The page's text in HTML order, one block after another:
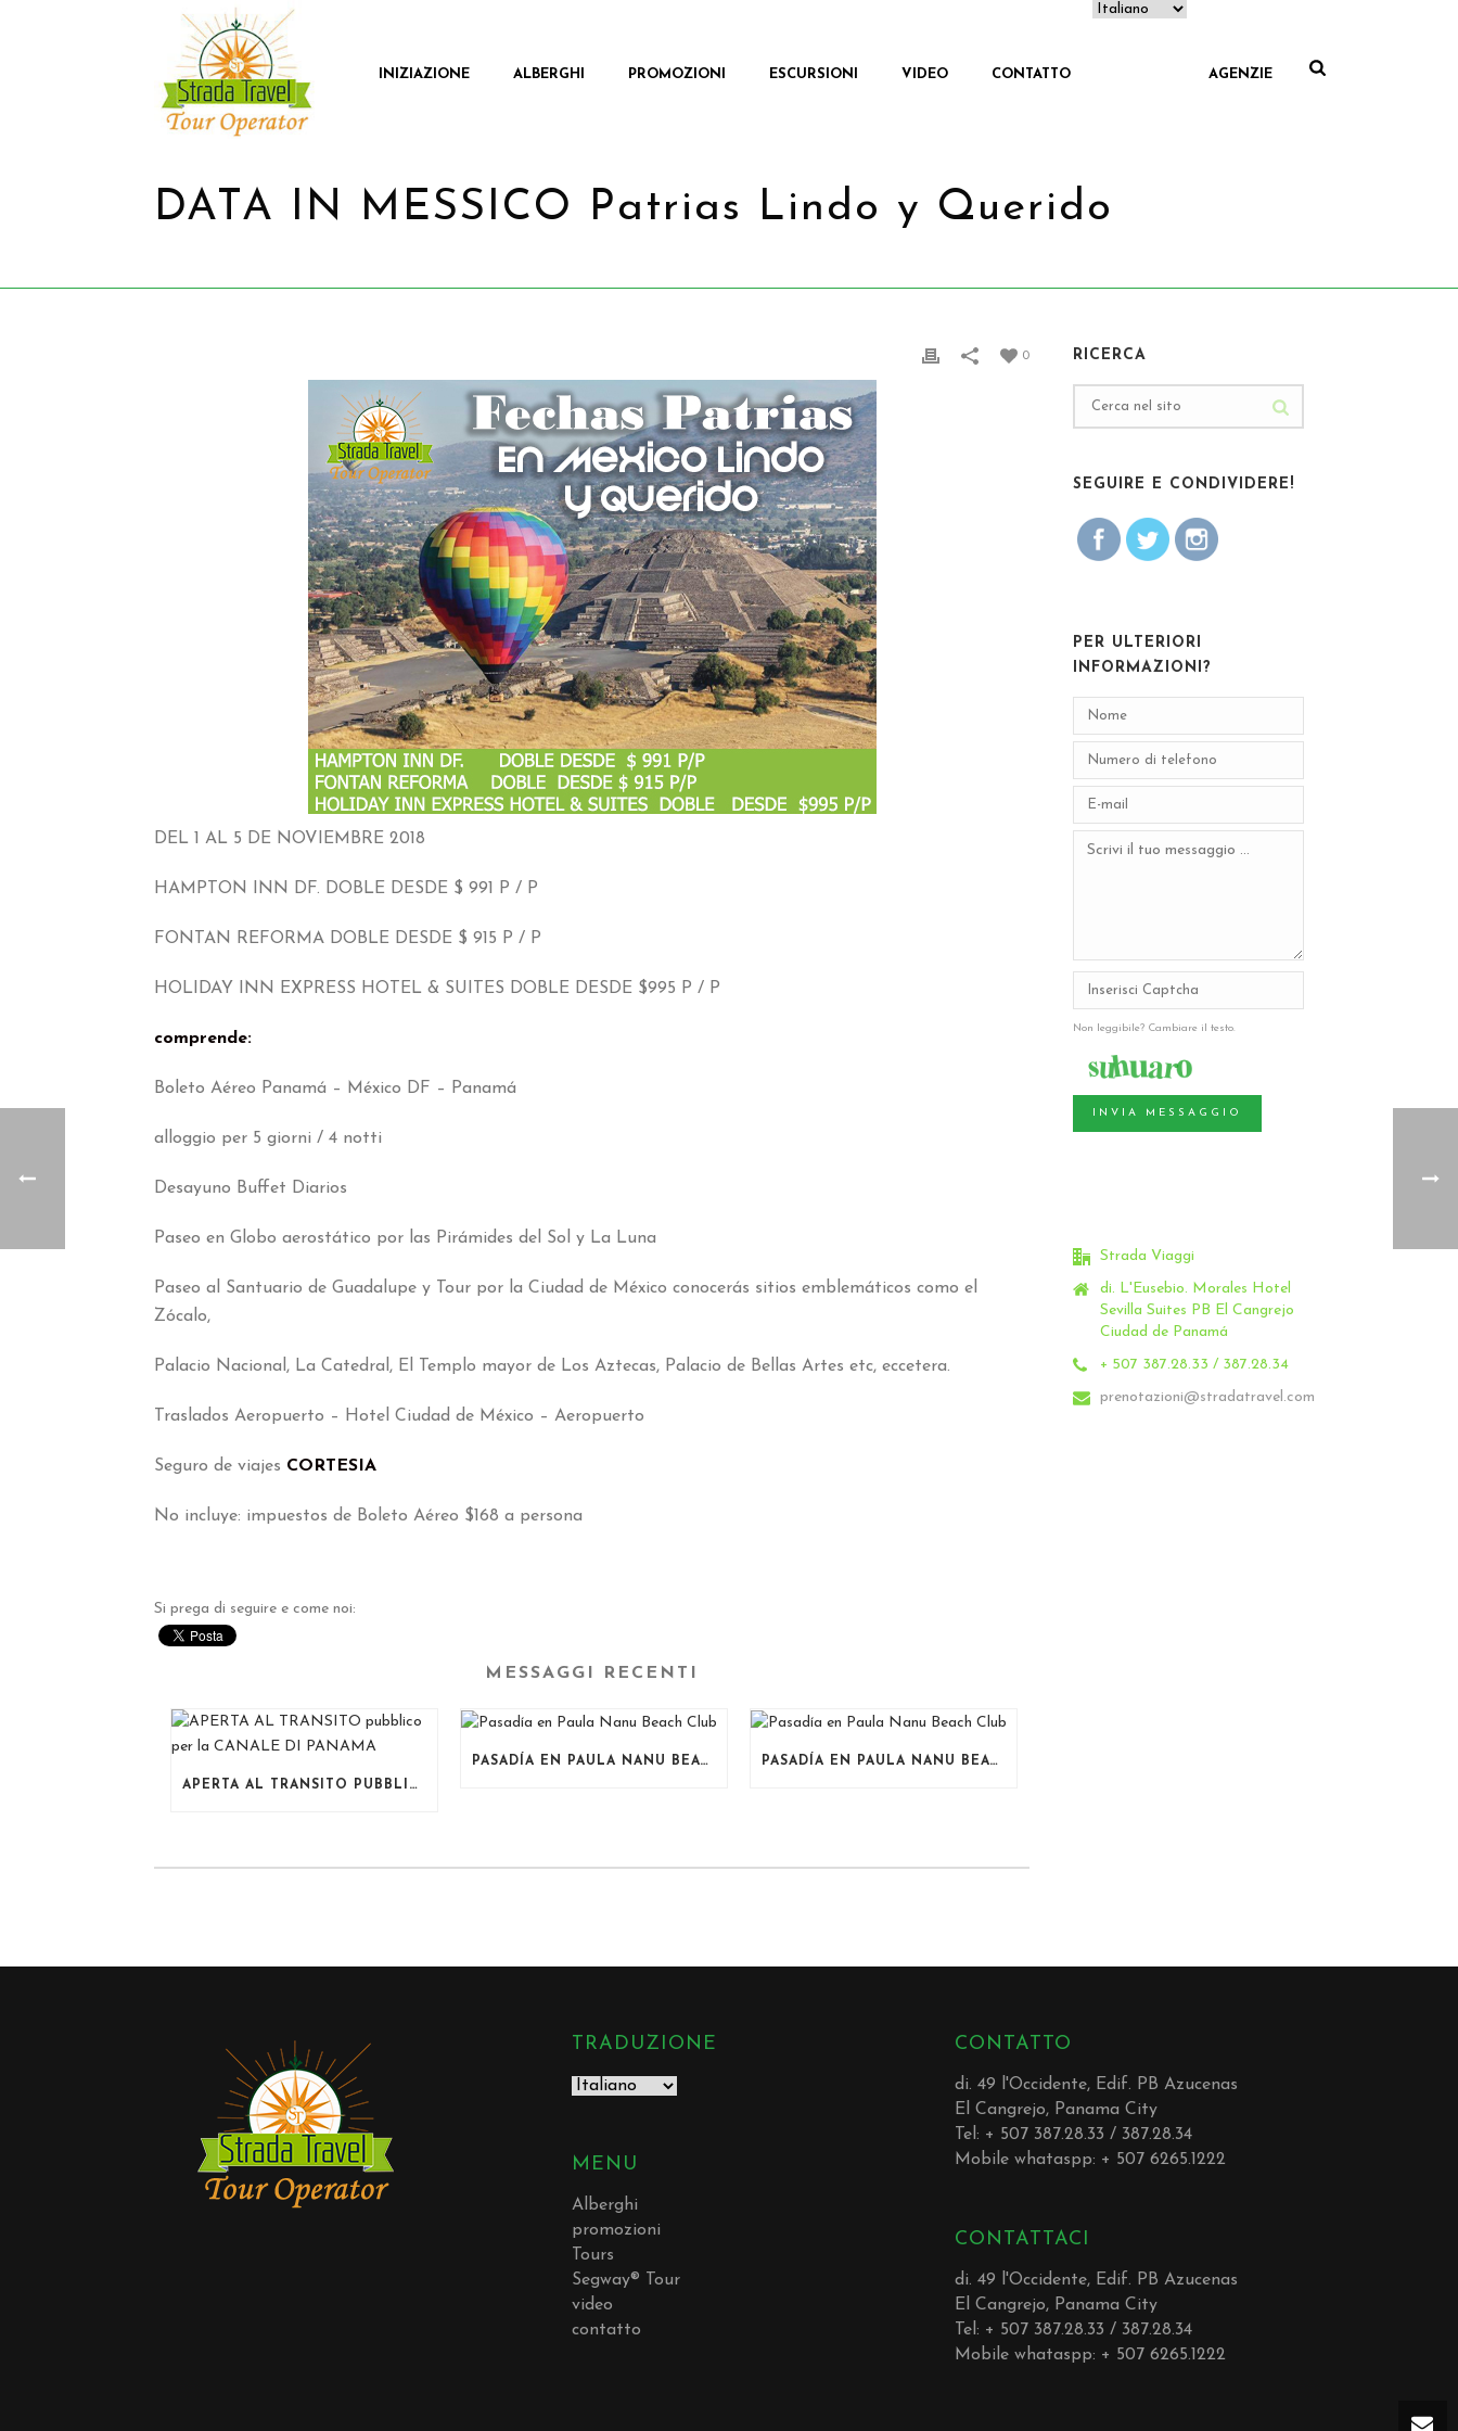
INIZIAZIONE ALBERGHI PROMOZIONI ESCURSIONI VIDEO CONTATTO AGENZIE
DATA IN MESSICO Patrias Lindo y Querido
0
DEL 1 AL 5 DE NOVIEMBRE 2018
HAMPTON INN DF. DOBLE DESDE $ 991 P / P
FONTAN REFORMA DOBLE DESDE $ 915 P / P
HOLIDAY INN EXPRESS HOTEL & SUITES DOBLE DESDE $995 P / P
comprende:
Boleto Aéreo Panamá – México DF – Panamá
alloggio per 5 giorni / 4 notti
Desayuno Buffet Diarios
Paseo en Globo aerostático por las Pirámides del Sol y La Luna
Paseo al Santuario de Guadalupe y Tour por la Ciudad de México conocerás sitios emblemáticos como el
Zócalo,
Palacio Nacional , La Catedral , El Templo mayor de Los Aztecas, Palacio de Bellas Artes etc, eccetera.
Traslados Aeropuerto – Hotel Ciudad de México – Aeropuerto
Seguro de viajes CORTESIA
No incluye: impuestos de Boleto Aéreo $168 a persona
Si prega di seguire e come noi:
MESSAGGI RECENTI
APERTA AL TRANSITO PUBBLICO PER LA CANALE DI PANAMA
PASADÍA EN PAULA NANU BEACH CLUB PASADÍA EN PAULA NANU BEACH CLUB
RICERCA
SEGUIRE E CONDIVIDERE!
PER ULTERIORI
INFORMAZIONI?
Non leggibile? Cambiare il testo.
INVIA MESSAGGIO
Strada Viaggi
di. L'Eusebio. Morales Hotel
Sevilla Suites PB El Cangrejo
Ciudad de Panamá
+ 507 387.28.33 / 387.28.34
prenotazioni@stradatravel.com
TRADUZIONE
MENU
Alberghi
promozioni
Tours
Segway® Tour
video
contatto
CONTATTO
di. 49 l'Occidente, Edif. PB Azucenas
El Cangrejo, Panama City
Tel: + 507 387.28.33 / 387.28.34
Mobile whataspp: + 507 6265.1222
CONTATTACI
di. 49 l'Occidente, Edif. PB Azucenas
El Cangrejo, Panama City
Tel: + 507 387.28.33 / 387.28.34
Mobile whataspp: + 507 6265.1222